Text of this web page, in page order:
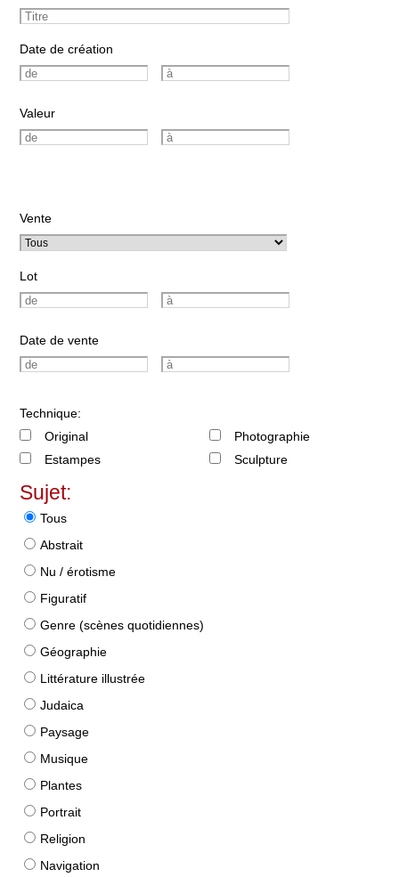
Date de création
Valeur
Vente
Lot
Date de vente
Technique:
Original
Estampes
Photographie
Sculpture
Sujet:
Tous
Abstrait
Nu / érotisme
Figuratif
Genre (scènes quotidiennes)
Géographie
Littérature illustrée
Judaica
Paysage
Musique
Plantes
Portrait
Religion
Navigation